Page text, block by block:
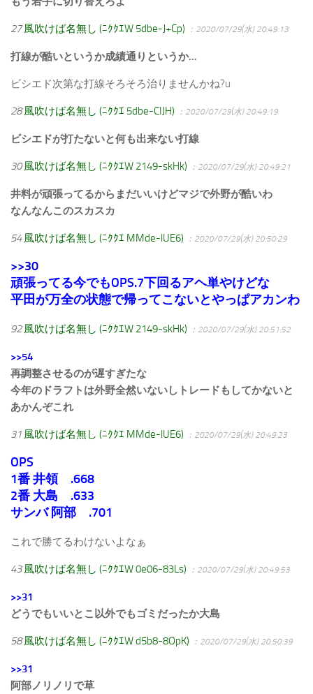
27 風吹けば名無し (ﾆｸｸｴW 5dbe-J+Cp) ：2020/07/29(水) 20:49:13
打線が酷いというか成績通りというか…
ビシエド次第な打線そろそろ治りませんかね?u
28 風吹けば名無し (ﾆｸｸｴ 5dbe-CIJH) ：2020/07/29(水) 20:49:19
ビシエドが打たないと何も出来ない打線
30 風吹けば名無し (ﾆｸｸｴW 2149-skHk) ：2020/07/29(水) 20:49:21
井料が頑張ってるからまだいいけどマジで外野が酷いわ
なんなんこのスカスカ
54 風吹けば名無し (ﾆｸｸｴ MMde-lUE6) ：2020/07/29(水) 20:50:29
>>30
頑張ってる今でもOPS.7下回るアヘ単やけどな
平田が万全の状態で帰ってこないとやっぱアカンわ
92 風吹けば名無し (ﾆｸｸｴW 2149-skHk) ：2020/07/29(水) 20:51:52
>>54
再調整させるのが遅すぎたな
今年のドラフトは外野全然いないしトレードもしてかないと
あかんぞこれ
31 風吹けば名無し (ﾆｸｸｴ MMde-lUE6) ：2020/07/29(水) 20:49:23
OPS
1番 井領 .668
2番 大島 .633
サンバ 阿部 .701
これで勝てるわけないよなぁ
43 風吹けば名無し (ﾆｸｸｴW 0e06-83Ls) ：2020/07/29(水) 20:49:53
>>31
どうでもいいとこ以外でもゴミだったか大島
58 風吹けば名無し (ﾆｸｸｴW d5b8-8OpK) ：2020/07/29(水) 20:50:39
>>31
阿部ノリノリで草